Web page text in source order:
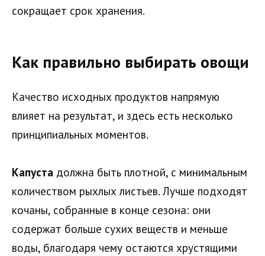
сокращает срок хранения.
Как правильно выбирать овощи
Качество исходных продуктов напрямую
влияет на результат, и здесь есть несколько
принципиальных моментов.
Капуста должна быть плотной, с минимальным
количеством рыхлых листьев. Лучше подходят
кочаны, собранные в конце сезона: они
содержат больше сухих веществ и меньше
воды, благодаря чему остаются хрустящими